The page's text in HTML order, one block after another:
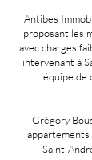
Antibes
proposant les
avec charges
intervenant à
équipe de
Grégory
appartements
Saint-